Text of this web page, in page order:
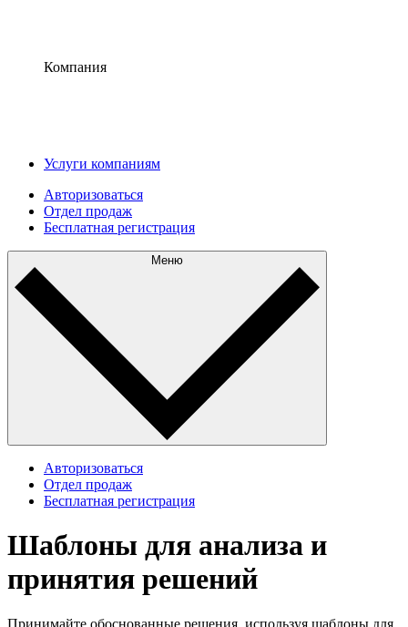
Компания
Услуги компаниям
Авторизоваться
Отдел продаж
Бесплатная регистрация
Меню
Авторизоваться
Отдел продаж
Бесплатная регистрация
Шаблоны для анализа и
принятия решений
Принимайте обоснованные решения, используя шаблоны для